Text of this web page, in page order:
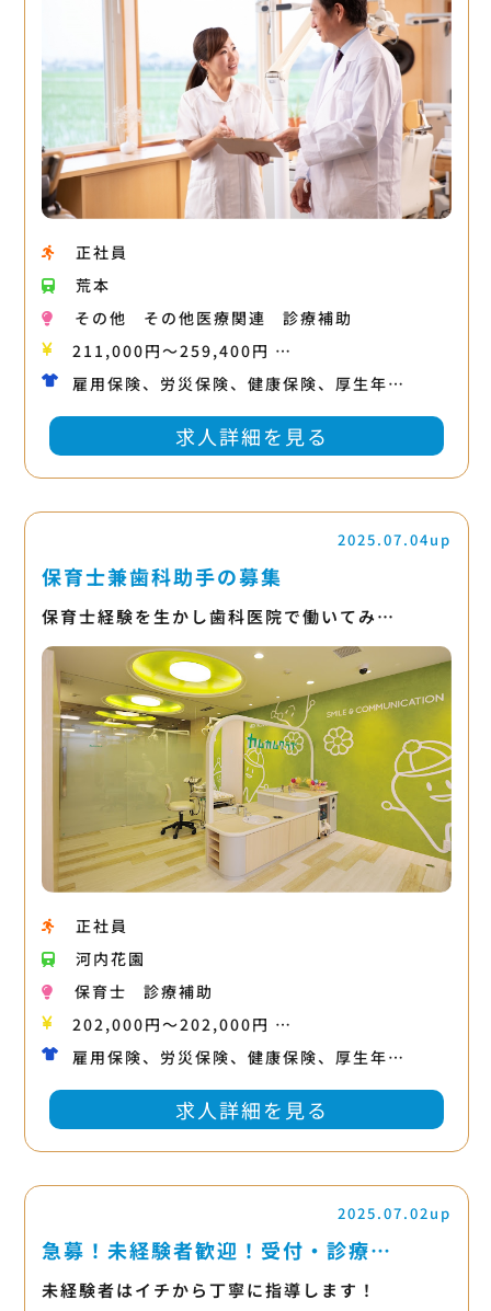
正社員
荒本
その他
その他医療関連
診療補助
211,000円〜259,400円 …
雇用保険、労災保険、健康保険、厚生年…
求人詳細を見る
2025.07.04up
保育士兼歯科助手の募集
保育士経験を生かし歯科医院で働いてみ…
正社員
河内花園
保育士
診療補助
202,000円〜202,000円 …
雇用保険、労災保険、健康保険、厚生年…
求人詳細を見る
2025.07.02up
急募！未経験者歓迎！受付・診療…
未経験者はイチから丁寧に指導します！